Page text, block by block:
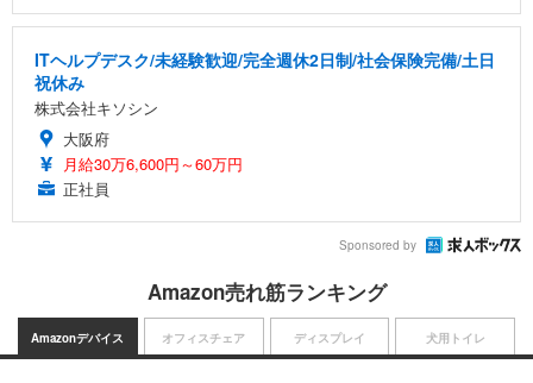
ITヘルプデスク/未経験歓迎/完全週休2日制/社会保険完備/土日
祝休み
株式会社キソシン
大阪府
月給30万6,600円～60万円
正社員
Sponsored by
Amazon売れ筋ランキング
Amazonデバイス オフィスチェア ディスプレイ 犬用トイレ